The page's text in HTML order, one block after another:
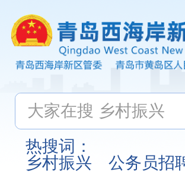
热搜词：
乡村振兴
公务员招